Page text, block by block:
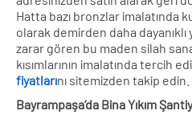
Hatta bazı bronzlar imalatında
olarak demirden daha
zarar gören bu maden silah
kısımlarının imalatında tercih
fiyatlarını sitemizden takip edin.
Bayrampaşa’da Bina Yıkım